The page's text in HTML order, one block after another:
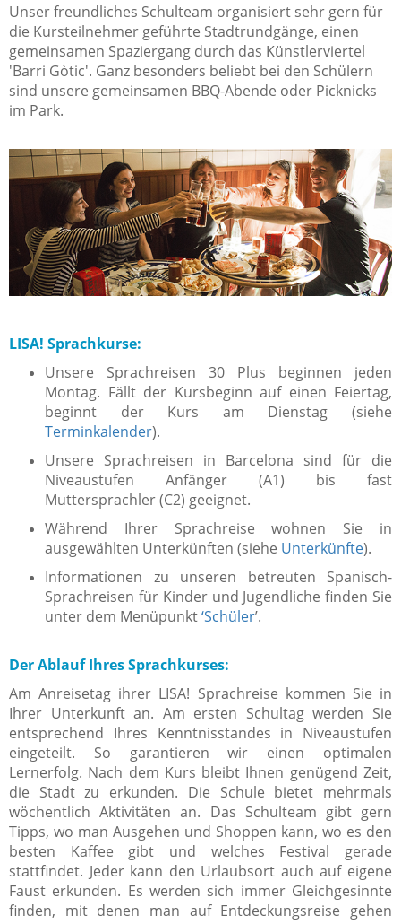
Unser freundliches Schulteam organisiert sehr gern für
die Kursteilnehmer geführte Stadtrundgänge, einen
gemeinsamen Spaziergang durch das Künstlerviertel
'Barri Gòtic'. Ganz besonders beliebt bei den Schülern
sind unsere gemeinsamen BBQ-Abende oder Picknicks
im Park.
LISA! Sprachkurse:
Unsere Sprachreisen 30 Plus beginnen jeden
Montag. Fällt der Kursbeginn auf einen Feiertag,
beginnt der Kurs am Dienstag (siehe
Terminkalender).
Unsere Sprachreisen in Barcelona sind für die
Niveaustufen Anfänger (A1) bis fast
Muttersprachler (C2) geeignet.
Während Ihrer Sprachreise wohnen Sie in
ausgewählten Unterkünften (siehe Unterkünfte).
Informationen zu unseren betreuten Spanisch-
Sprachreisen für Kinder und Jugendliche finden Sie
unter dem Menüpunkt‘Schüler’.
Der Ablauf Ihres Sprachkurses:
Am Anreisetag ihrer LISA! Sprachreise kommen Sie in
Ihrer Unterkunft an. Am ersten Schultag werden Sie
entsprechend Ihres Kenntnisstandes in Niveaustufen
eingeteilt. So garantieren wir einen optimalen
Lernerfolg. Nach dem Kurs bleibt Ihnen genügend Zeit,
die Stadt zu erkunden. Die Schule bietet mehrmals
wöchentlich Aktivitäten an. Das Schulteam gibt gern
Tipps, wo man Ausgehen und Shoppen kann, wo es den
besten Kaffee gibt und welches Festival gerade
stattfindet. Jeder kann den Urlaubsort auch auf eigene
Faust erkunden. Es werden sich immer Gleichgesinnte
finden, mit denen man auf Entdeckungsreise gehen